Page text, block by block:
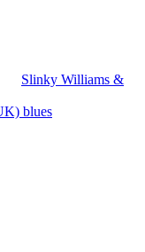
Slinky Williams &
blues